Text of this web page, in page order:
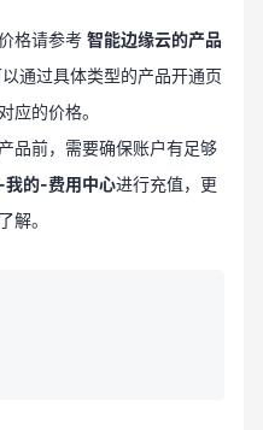
格请参考 智能边缘云的产品
以通过具体类型的产品开通页
应的价格。
品前，需要确保账户有足够
我的-费用中心进行充值，更
解。